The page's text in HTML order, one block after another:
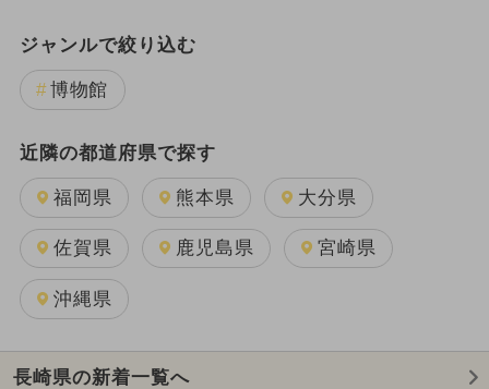
ジャンルで絞り込む
博物館
近隣の都道府県で探す
福岡県 熊本県 大分県
佐賀県 鹿児島県 宮崎県
沖縄県
長崎県の新着一覧へ